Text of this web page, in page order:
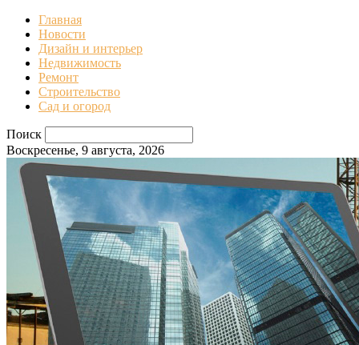
Главная
Новости
Дизайн и интерьер
Недвижимость
Ремонт
Строительство
Сад и огород
Поиск
Воскресенье, 9 августа, 2026